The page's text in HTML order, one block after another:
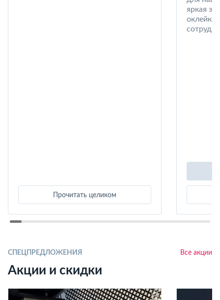
Прочитать целиком
яркая
оклейке
СПЕЦПРЕДЛОЖЕНИЯ Все акции
Акции и скидки